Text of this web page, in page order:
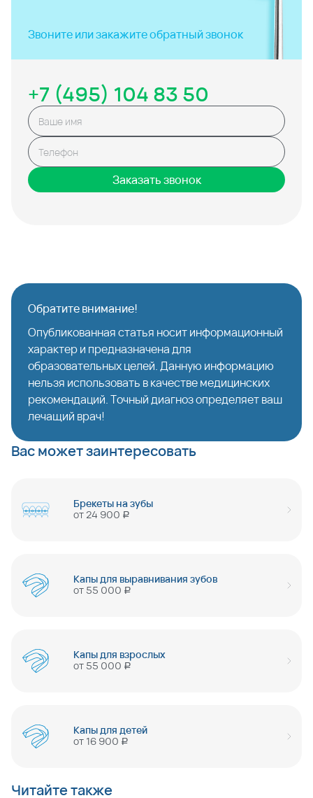
Звоните или закажитеобратный звонок
+7 (495) 104 83 50
Заказать звонок
Обратите внимание!
Опубликованная статья носит информационный
характер и предназначена для
образовательных целей. Данную информацию
нельзя использовать в качестве медицинских
рекомендаций. Точный диагноз определяет ваш
лечащий врач!
Вас может заинтересовать
Брекеты на зубы
от 24 900 руб
Капы для выравнивания зубов
от 55 000 руб
Капы для взрослых
от 55 000 руб
Капы для детей
от 16 900 руб
Читайте также